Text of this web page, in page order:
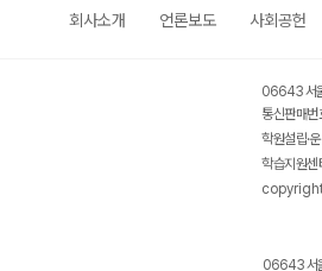
회사소개 언론보도 사회공헌
06643 서
통신판매
학원설립·
학습지원
06643 서